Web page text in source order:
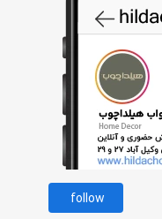
follow